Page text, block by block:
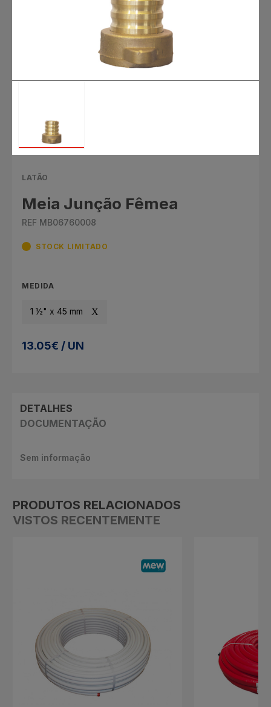
LATÃO
Meia Junção Fêmea
REF MB06760008
STOCK LIMITADO
MEDIDA
1 ½" x 45 mm
13.05€ / UN
DETALHES
DOCUMENTAÇÃO
Sem informação
PRODUTOS RELACIONADOS
VISTOS RECENTEMENTE